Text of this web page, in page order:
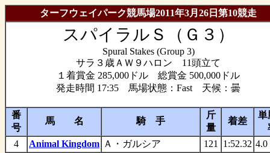
ターフウェイパーク競馬場2011年3月26日第10競走
スパイラルＳ（Ｇ３）
Spural Stakes (Group 3)
サラ３歳ＡＷ９ハロン 11頭立て
１着賞金 285,000ドル 総賞金 500,000ドル
発走時間 17:35 馬場状態：Fast 天候：曇
番
号
馬 名 騎 手
斤
量
着差
単
4
Animal Kingdom Ａ・ガルシア 121 1:52.32 4.0